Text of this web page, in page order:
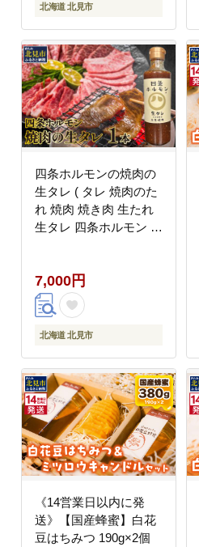
北海道 北見市
四条ホルモンの焼肉の
生タレ ( タレ 焼肉のた
れ 焼肉 焼き肉 生たれ
生タレ 四条ホルモン 焼
0004】
7,000円
北海道 北見市
《14営業日以内に発
送》【国産蜂蜜】白花
豆はちみつ 190g×2個